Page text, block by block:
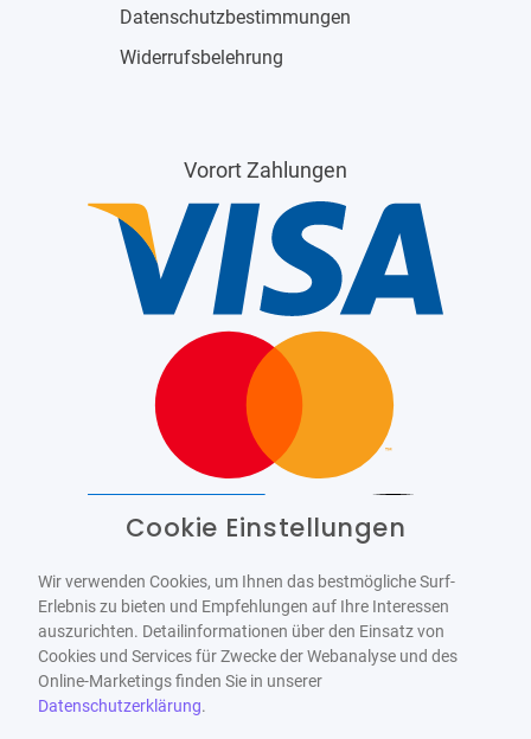
Datenschutzbestimmungen
Widerrufsbelehrung
Vorort Zahlungen
WCAG-2.1-AA
Cookie Einstellungen
Wir verwenden Cookies, um Ihnen das bestmögliche Surf-
Erlebnis zu bieten und Empfehlungen auf Ihre Interessen
auszurichten. Detailinformationen über den Einsatz von
Cookies und Services für Zwecke der Webanalyse und des
Online-Marketings finden Sie in unserer
Datenschutzerklärung.